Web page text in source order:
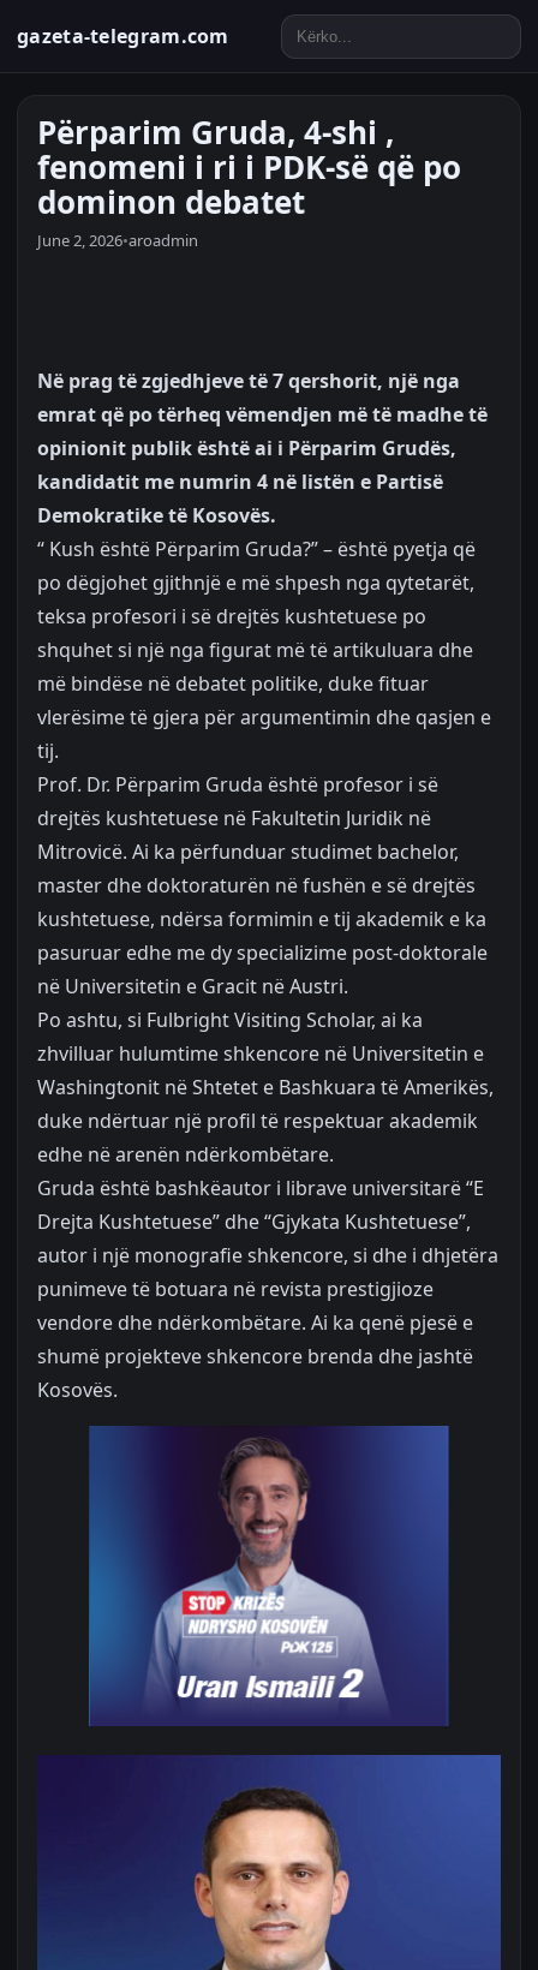
gazeta-telegram.com
Përparim Gruda, 4-shi ,
fenomeni i ri i PDK-së që po
dominon debatet
June 2, 2026•aroadmin
Në prag të zgjedhjeve të 7 qershorit, një nga
emrat që po tërheq vëmendjen më të madhe të
opinionit publik është ai i Përparim Grudës,
kandidatit me numrin 4 në listën e Partisë
Demokratike të Kosovës.
“ Kush është Përparim Gruda?” – është pyetja që
po dëgjohet gjithnjë e më shpesh nga qytetarët,
teksa profesori i së drejtës kushtetuese po
shquhet si një nga figurat më të artikuluara dhe
më bindëse në debatet politike, duke fituar
vlerësime të gjera për argumentimin dhe qasjen e
tij.
Prof. Dr. Përparim Gruda është profesor i së
drejtës kushtetuese në Fakultetin Juridik në
Mitrovicë. Ai ka përfunduar studimet bachelor,
master dhe doktoraturën në fushën e së drejtës
kushtetuese, ndërsa formimin e tij akademik e ka
pasuruar edhe me dy specializime post-doktorale
në Universitetin e Gracit në Austri.
Po ashtu, si Fulbright Visiting Scholar, ai ka
zhvilluar hulumtime shkencore në Universitetin e
Washingtonit në Shtetet e Bashkuara të Amerikës,
duke ndërtuar një profil të respektuar akademik
edhe në arenën ndërkombëtare.
Gruda është bashkëautor i librave universitarë “E
Drejta Kushtetuese” dhe “Gjykata Kushtetuese”,
autor i një monografie shkencore, si dhe i dhjetëra
punimeve të botuara në revista prestigjioze
vendore dhe ndërkombëtare. Ai ka qenë pjesë e
shumë projekteve shkencore brenda dhe jashtë
Kosovës.